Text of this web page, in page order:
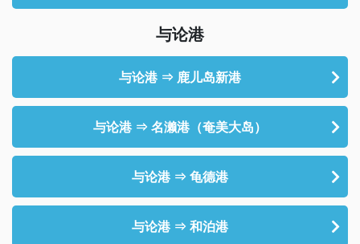
与论港
与论港 ⇒ 鹿儿岛新港
与论港 ⇒ 名濑港（奄美大岛）
与论港 ⇒ 龟德港
与论港 ⇒ 和泊港